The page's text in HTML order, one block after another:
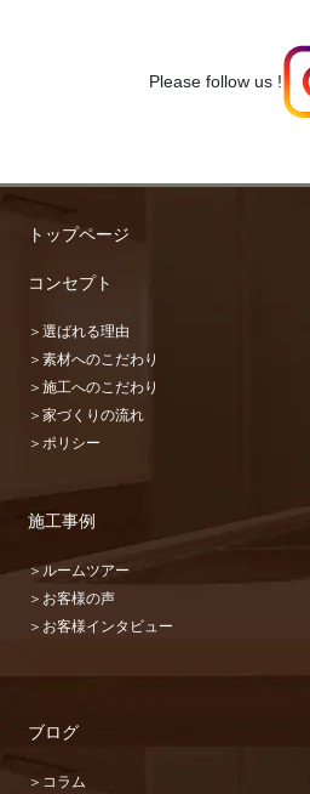
Please follow us !
トップページ
コンセプト
＞選ばれる理由
＞素材へのこだわり
＞施工へのこだわり
＞家づくりの流れ
＞ポリシー
施工事例
＞ルームツアー
＞お客様の声
＞お客様インタビュー
ブログ
＞コラム